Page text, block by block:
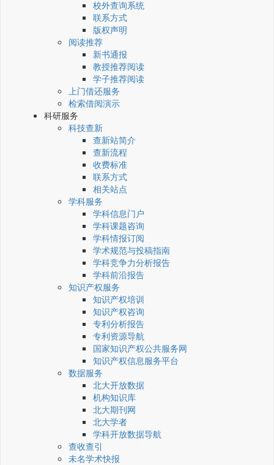
校外查询系统
联系方式
版权声明
阅读推荐
新书通报
教授推荐阅读
学子推荐阅读
上门借还服务
检索借阅演示
科研服务
科技查新
查新站简介
查新流程
收费标准
联系方式
相关站点
学科服务
学科信息门户
学科课题咨询
学科情报订阅
学术规范与投稿指南
学科竞争力分析报告
学科前沿报告
知识产权服务
知识产权培训
知识产权咨询
专利分析报告
专利资源导航
国家知识产权公共服务网
知识产权信息服务平台
数据服务
北大开放数据
机构知识库
北大期刊网
北大学者
学科开放数据导航
查收查引
未名学术快报